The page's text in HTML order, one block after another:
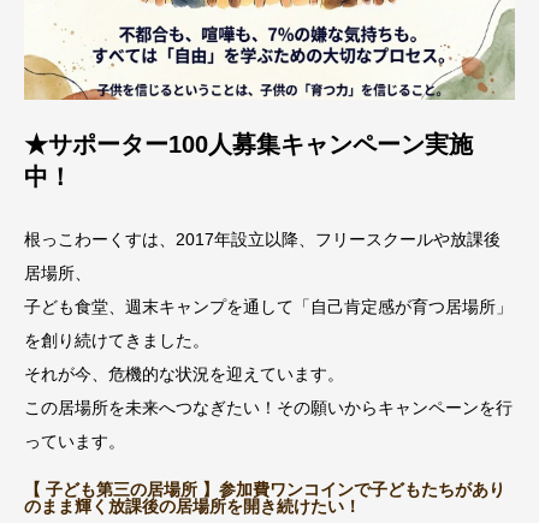
★サポーター100人募集キャンペーン実施
中！
根っこわーくすは、2017年設立以降、フリースクールや放課後
居場所、
子ども食堂、週末キャンプを通して「自己肯定感が育つ居場所」
を創り続けてきました。
それが今、危機的な状況を迎えています。
この居場所を未来へつなぎたい！その願いからキャンペーンを行
っています。
【 子ども第三の居場所 】参加費ワンコインで子どもたちがあり
のまま輝く放課後の居場所を開き続けたい！